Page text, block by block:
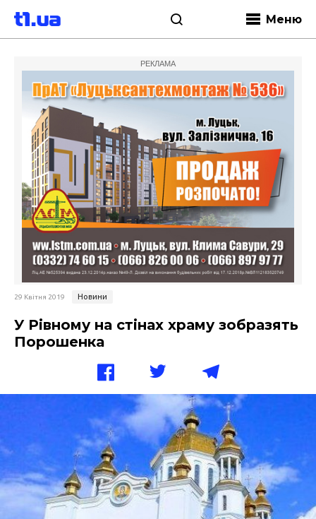
Меню
РЕКЛАМА
29 Квітня 2019 Новини
У Рівному на стінах храму зобразять
Порошенка